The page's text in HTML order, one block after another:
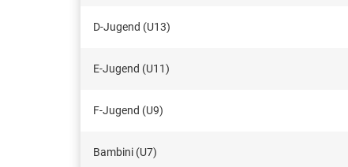
D-Jugend (U13)
E-Jugend (U11)
F-Jugend (U9)
Bambini (U7)